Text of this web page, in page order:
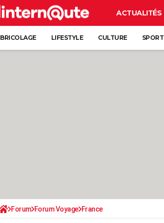
ACTUALITÉS
BRICOLAGE LIFESTYLE CULTURE SPORT
Forum Forum Voyage France